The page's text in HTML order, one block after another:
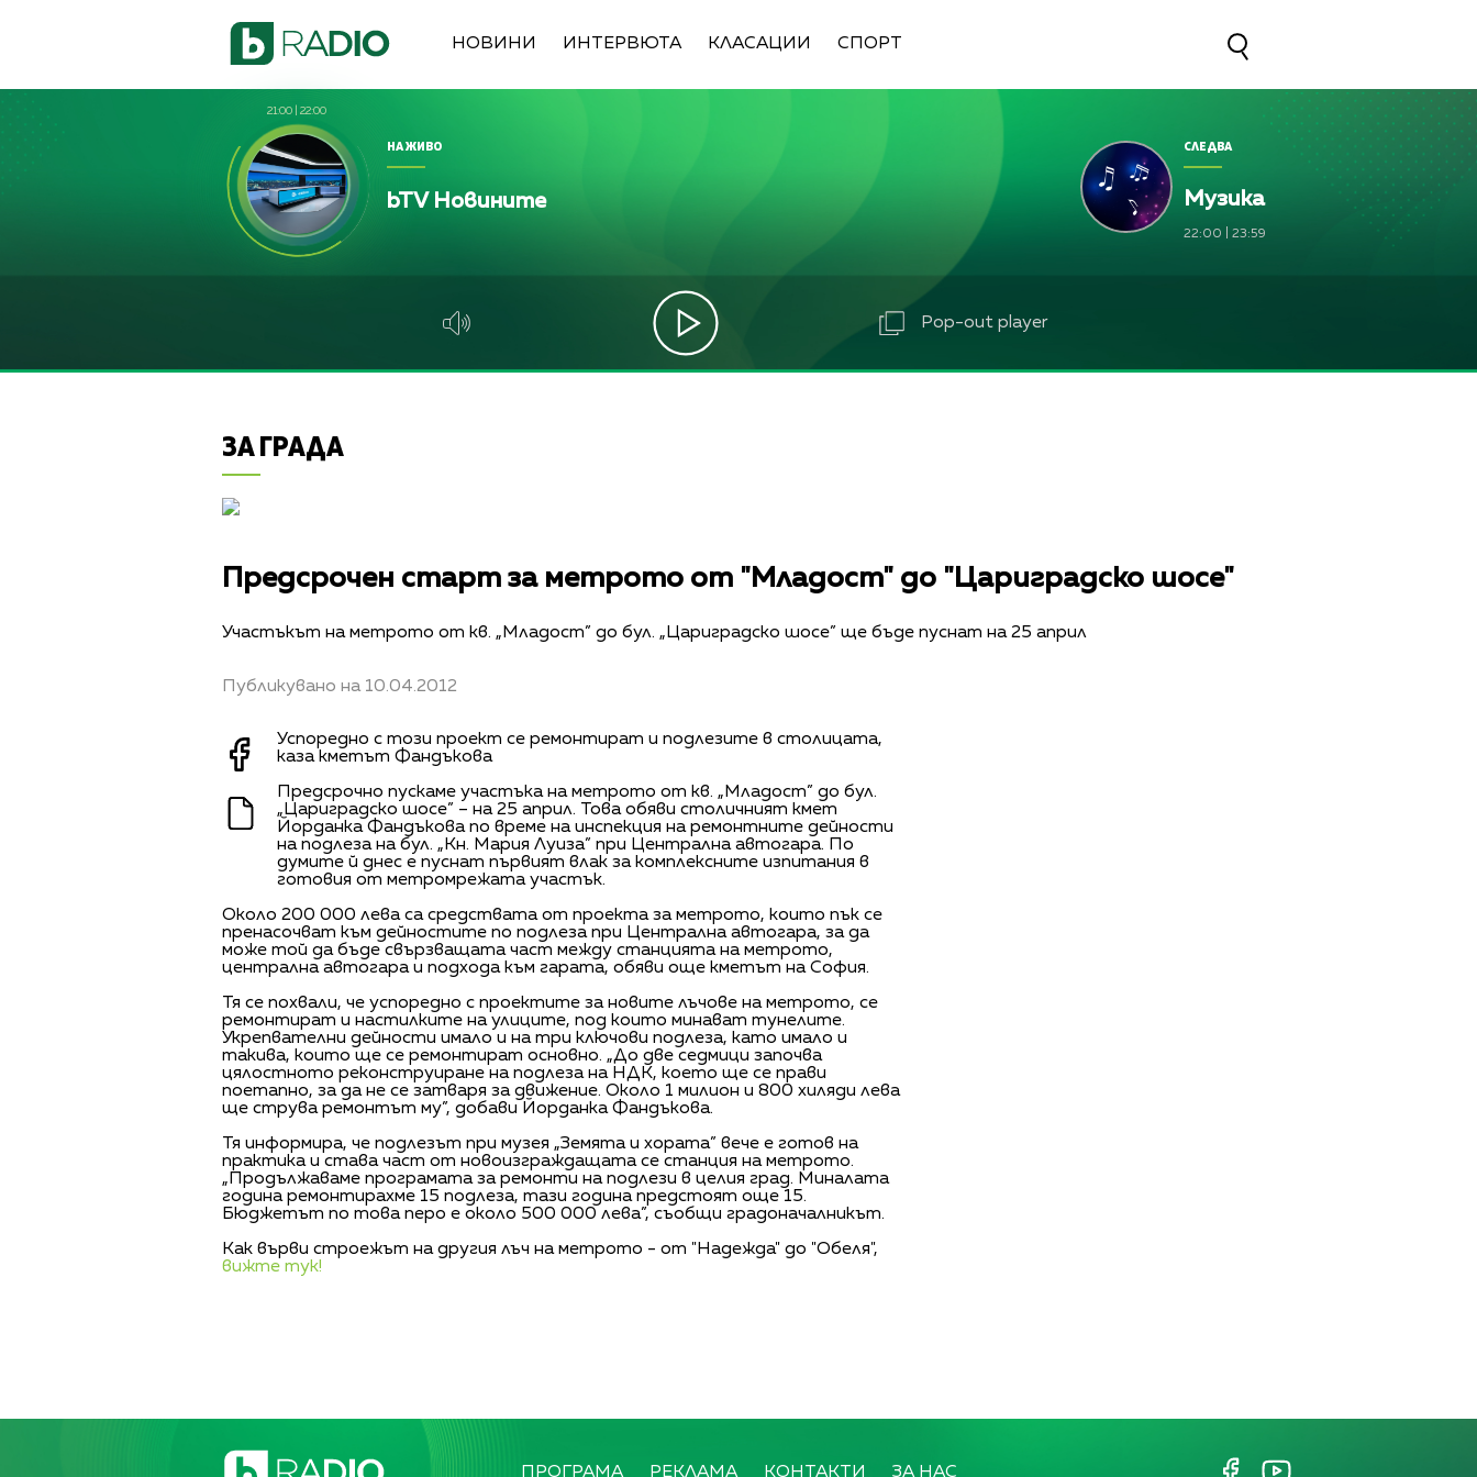
НОВИНИ ИНТЕРВЮТА КЛАСАЦИИ СПОРТ
21:00 22:00
НА ЖИВО
bTV Новините
СЛЕДВА
Музика
22:00 23:59
Pop-out player
ЗА ГРАДА
Предсрочен старт за метрото от "Младост" до "Цариградско шосе"
Участъкът на метрото от кв. „Младост” до бул. „Цариградско шосе” ще бъде пуснат на 25 април
Публикувано на 10.04.2012
Успоредно с този проект се ремонтират и подлезите в столицата,
каза кметът Фандъкова
Предсрочно пускаме участъка на метрото от кв. „Младост” до бул.
„Цариградско шосе” – на 25 април. Това обяви столичният кмет
Йорданка Фандъкова по време на инспекция на ремонтните дейности
на подлеза на бул. „Кн. Мария Луиза” при Централна автогара. По
думите й днес е пуснат първият влак за комплексните изпитания в
готовия от метромрежата участък.
Около 200 000 лева са средствата от проекта за метрото, които пък се
пренасочват към дейностите по подлеза при Централна автогара, за да
може той да бъде свързващата част между станцията на метрото,
централна автогара и подхода към гарата, обяви още кметът на София.
Тя се похвали, че успоредно с проектите за новите лъчове на метрото, се
ремонтират и настилките на улиците, под които минават тунелите.
Укрепвателни дейности имало и на три ключови подлеза, като имало и
такива, които ще се ремонтират основно. „До две седмици започва
цялостното реконструиране на подлеза на НДК, което ще се прави
поетапно, за да не се затваря за движение. Около 1 милион и 800 хиляди лева
ще струва ремонтът му”, добави Йорданка Фандъкова.
Тя информира, че подлезът при музея „Земята и хората” вече е готов на
практика и става част от новоизграждащата се станция на метрото.
„Продължаваме програмата за ремонти на подлези в целия град. Миналата
година ремонтирахме 15 подлеза, тази година предстоят още 15.
Бюджетът по това перо е около 500 000 лева”, съобщи градоначалникът.
Как върви строежът на другия лъч на метрото - от "Надежда" до "Обеля",
вижте тук!
ПРОГРАМА РЕКЛАМА КОНТАКТИ ЗА НАС